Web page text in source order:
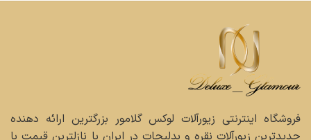
فروشگاه اینترنتی زیورآلات لوکس گلامور بزرگترین ارائه دهنده
جدیدترین زیورآلات نقره و بدلیجات در ایران با نازلترین قیمت با